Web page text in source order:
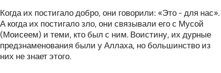
Когда их постигало добро, они говорили: «Это - для нас».
А когда их постигало зло, они связывали его с Мусой
(Моисеем) и теми, кто был с ним. Воистину, их дурные
предзнаменования были у Аллаха, но большинство из
них не знает этого.